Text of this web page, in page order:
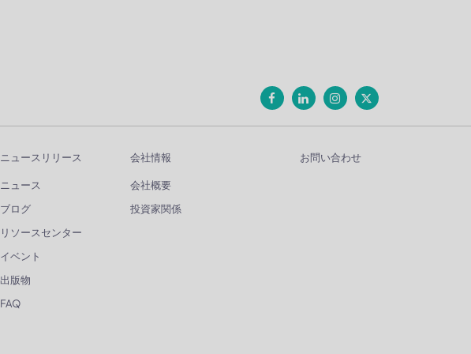
ニュースリリース
ニュース
ブログ
リソースセンター
イベント
出版物
FAQ
会社情報
会社概要
投資家関係
お問い合わせ